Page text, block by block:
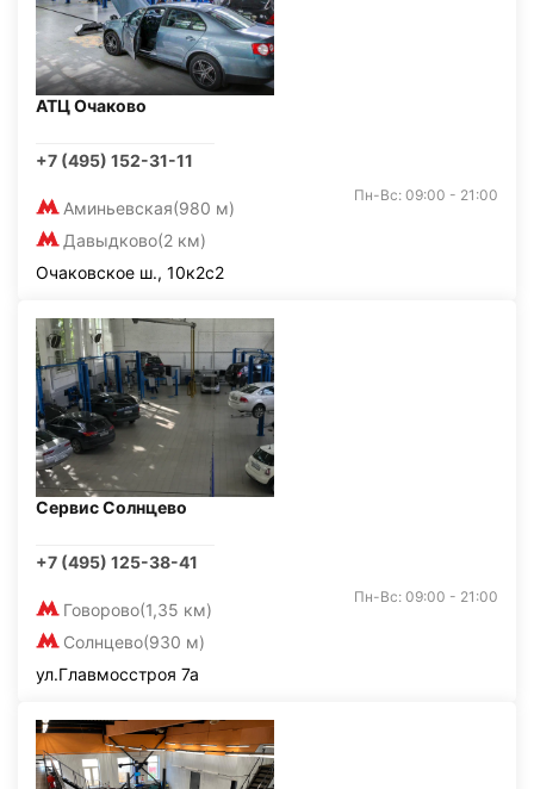
АТЦ Очаково
+7 (495) 152-31-11
Аминьевская(980 м)
Давыдково(2 км)
Пн-Вс: 09:00 - 21:00
Очаковское ш., 10к2с2
Сервис Солнцево
+7 (495) 125-38-41
Говорово(1,35 км)
Солнцево(930 м)
Пн-Вс: 09:00 - 21:00
ул.Главмосстроя 7а